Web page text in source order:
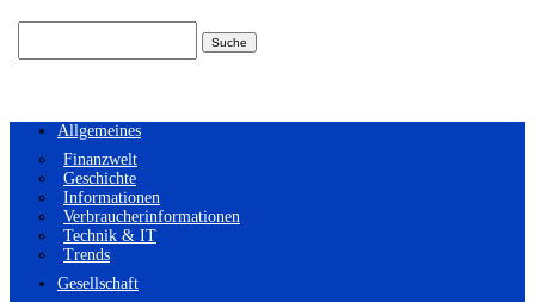
Allgemeines
Finanzwelt
Geschichte
Informationen
Verbraucherinformationen
Technik & IT
Trends
Gesellschaft